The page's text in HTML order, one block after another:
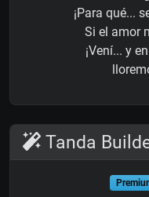
¡Para qué...
Si el amor
¡Vení... y
Tanda